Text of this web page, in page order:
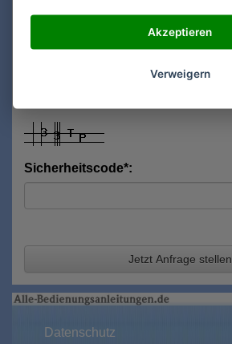
E-Mail**:
Sicherheitscode*:
Jetzt Anfrage stellen
Datenschutz
Akzeptieren
Verweigern